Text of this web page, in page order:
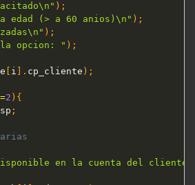
) ;
edad (> a 60 anios)\n" ) ;
) ;
opcion: " ) ;
i . cp_cliente ) ;
2 ) {
;
en la cuenta del